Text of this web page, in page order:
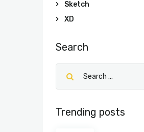
Sketch
XD
Search
Trending posts